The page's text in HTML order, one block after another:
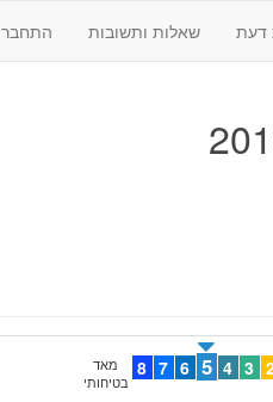
דעת שאלות ותשובות התחבר
3
4
5
6
7
8
מאד
בטיחותי